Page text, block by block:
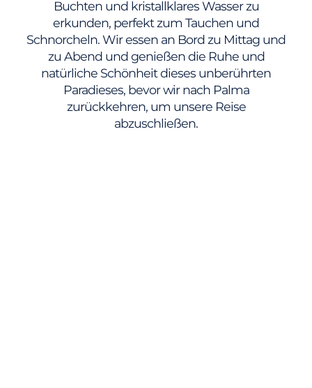
Buchten und kristallklares Wasser zu
erkunden, perfekt zum Tauchen und
Schnorcheln. Wir essen an Bord zu Mittag und
zu Abend und genießen die Ruhe und
natürliche Schönheit dieses unberührten
Paradieses, bevor wir nach Palma
zurückkehren, um unsere Reise
abzuschließen.